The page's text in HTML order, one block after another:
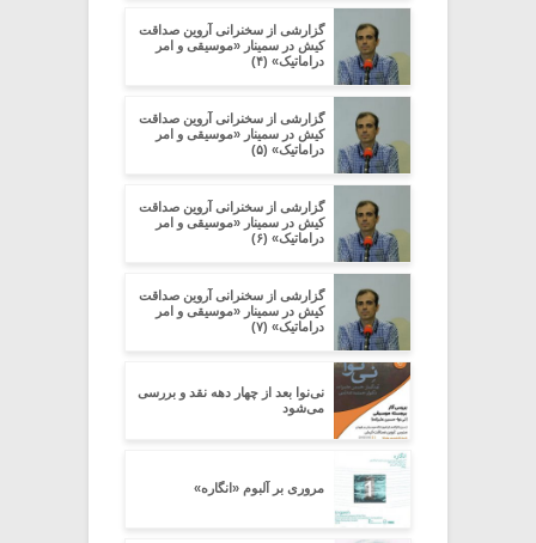
گزارشی از سخنرانی آروین صداقت
کیش در سمینار «موسیقی و امر
دراماتیک» (۴)
گزارشی از سخنرانی آروین صداقت
کیش در سمینار «موسیقی و امر
دراماتیک» (۵)
گزارشی از سخنرانی آروین صداقت
کیش در سمینار «موسیقی و امر
دراماتیک» (۶)
گزارشی از سخنرانی آروین صداقت
کیش در سمینار «موسیقی و امر
دراماتیک» (۷)
نی‌نوا بعد از چهار دهه نقد و بررسی
می‌شود
مروری بر آلبوم «انگاره»